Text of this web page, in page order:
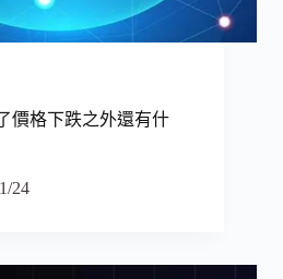
價格下跌之外還有什
24